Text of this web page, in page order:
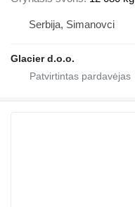
Serbija, Simanovci
Glacier d.o.o.